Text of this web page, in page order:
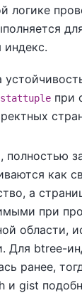
логике
индекс.
при
полностью
как
а
при
области,
Для btree-
ранее,
и gist